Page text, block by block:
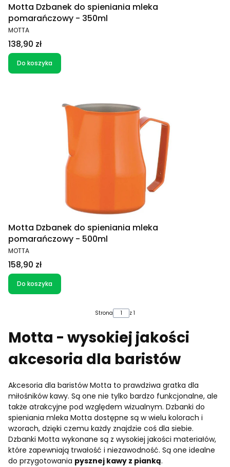
Motta Dzbanek do spieniania mleka
pomarańczowy - 350ml
PRODUCENT
MOTTA
Cena
138,90 zł
Do koszyka
Motta Dzbanek do spieniania mleka
pomarańczowy - 500ml
PRODUCENT
MOTTA
Cena
158,90 zł
Do koszyka
Strona z 1
Motta - wysokiej jakości
akcesoria dla baristów
Akcesoria dla baristów Motta to prawdziwa gratka dla
miłośników kawy. Są one nie tylko bardzo funkcjonalne, ale
także atrakcyjne pod względem wizualnym. Dzbanki do
spieniania mleka Motta dostępne są w wielu kolorach i
wzorach, dzięki czemu każdy znajdzie coś dla siebie.
Dzbanki Motta wykonane są z wysokiej jakości materiałów,
które zapewniają trwałość i niezawodność. Są one idealne
do przygotowania pysznej kawy z pianką.